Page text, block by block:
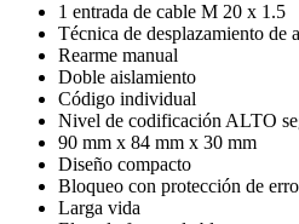
1 entrada de cable M 20 x 1.5
Técnica de desplazamiento de
Rearme manual
Doble aislamiento
Código individual
Nivel de codificación ALTO
90 mm x 84 mm x 30 mm
Diseño compacto
Bloqueo con protección de
Larga vida